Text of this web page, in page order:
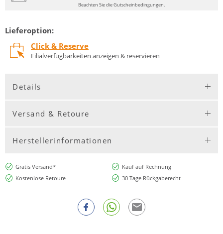
Beachten Sie die Gutscheinbedingungen.
Lieferoption:
Click & Reserve
Filialverfügbarkeiten anzeigen & reservieren
Details
Versand & Retoure
Herstellerinformationen
Gratis Versand*
Kauf auf Rechnung
Kostenlose Retoure
30 Tage Rückgaberecht